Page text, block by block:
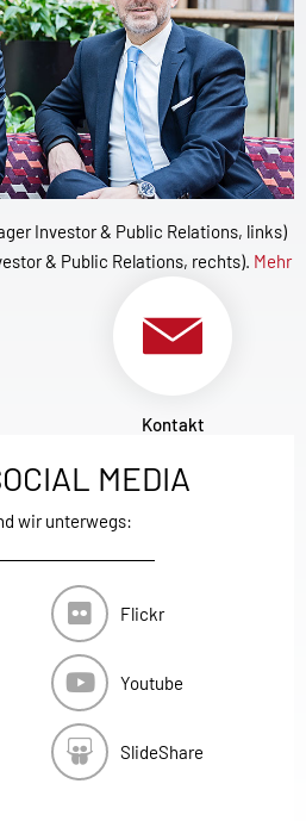
Investor & Public Relations, links)
& Public Relations, rechts). Mehr
Kontakt
MEDIA
wir unterwegs:
Flickr
Youtube
SlideShare